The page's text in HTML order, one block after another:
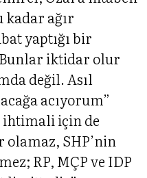
kadar ağır
yaptığı bir
iktidar olur
değil. Asıl
acıyorum”
ihtimali için de
SHP’nin
RP, MÇP ve IDP